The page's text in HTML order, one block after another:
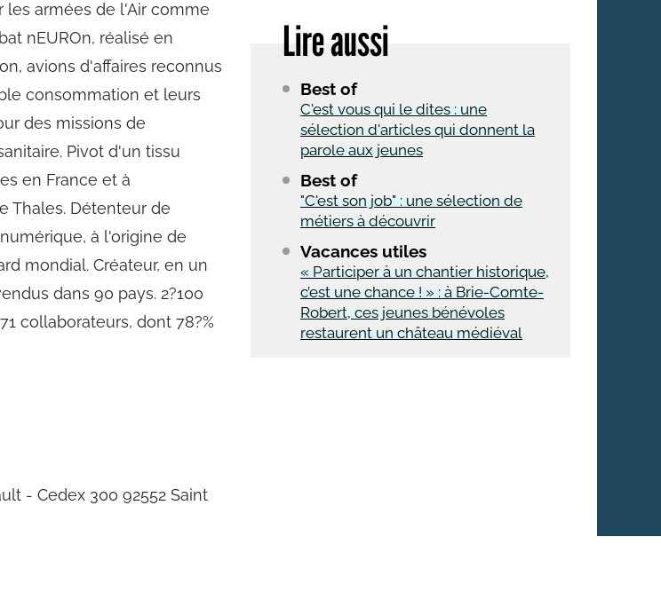
les armées de l'Air comme
nEUROn, réalisé en
avions d'affaires reconnus
consommation et leurs
des missions de
Pivot d'un tissu
en France et à
Thales. Détenteur de
à l'origine de
mondial. Créateur, en un
dans 90 pays. 2?100
collaborateurs, dont 78?%
- Cedex 300 92552 Saint
Lire aussi
Best of
C'est vous qui le dites : une
sélection d'articles qui donnent la
parole aux jeunes
Best of
"C'est son job" : une sélection de
métiers à découvrir
Vacances utiles
« Participer à un chantier historique,
c’est une chance ! » : à Brie-Comte-
Robert, ces jeunes bénévoles
restaurent un château médiéval